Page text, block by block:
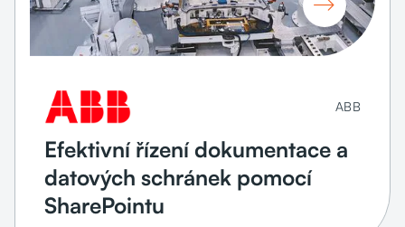

ABB
Efektivní řízení dokumentace a
datových schránek pomocí
SharePointu